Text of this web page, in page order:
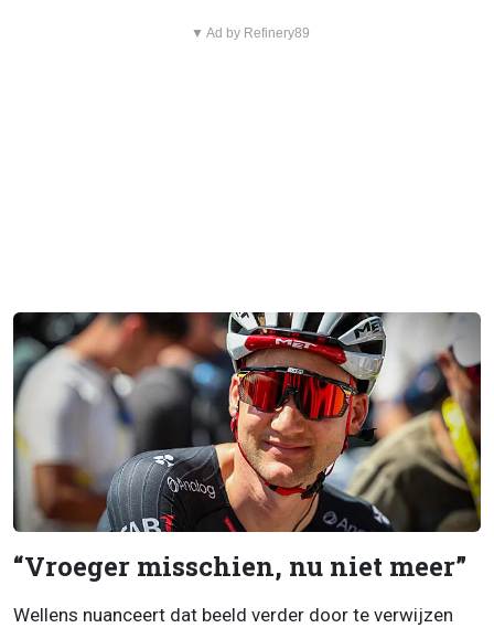
▼ Ad by Refinery89
“Vroeger misschien, nu niet meer”
Wellens nuanceert dat beeld verder door te verwijzen